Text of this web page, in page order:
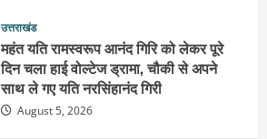
महंत यति रामस्वरूप आनंद गिरि को लेकर पूरे
दिन चला हाई वोल्टेज ड्रामा, चौकी से अपने
साथ ले गए यति नरसिंहानंद गिरी
August 5, 2026